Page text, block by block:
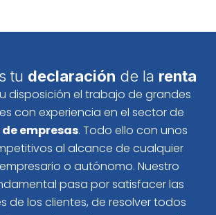
tu declaración de la renta
disposición el trabajo de grandes
con experiencia en el sector de
empresas. Todo ello con unos
al alcance de cualquier
o autónomo. Nuestro
pasa por satisfacer las
de los clientes, de resolver todos